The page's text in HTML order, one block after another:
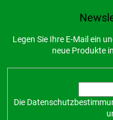
Legen Sie Ihre E-Mail ein
neue Produkte
Die